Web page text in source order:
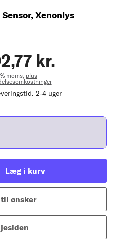
Sensor, Xenonlys
kr.
moms, plus
2-4 uger
Læg i kurv
ønsker